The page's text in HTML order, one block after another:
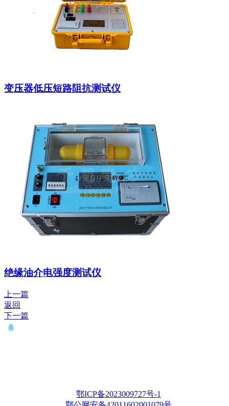
变压器低压短路阻抗测试仪
绝缘油介电强度测试仪
上一篇
返回
下一篇
鄂ICP备2023009727号-1